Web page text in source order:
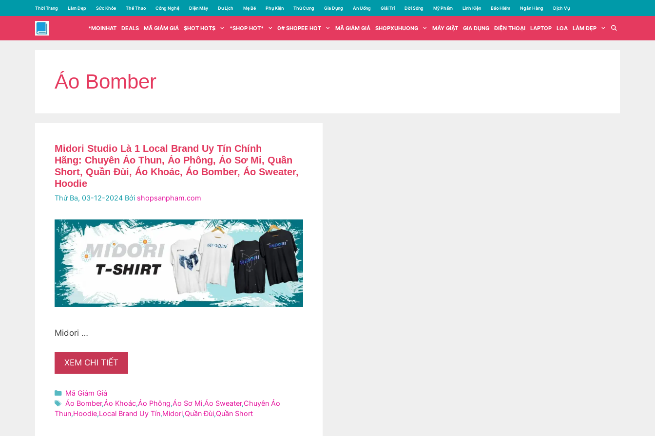
đến
dung
Thời Trang Làm Đẹp Sức Khỏe Thể Thao Công Nghệ Điện Máy Du Lịch Mẹ Bé Phụ Kiện Thú Cưng Gia Dụng Ăn Uống Giải Trí Đời Sống Mỹ Phẩm Linh Kiện Bảo Hiểm Ngân Hàng Dịch Vụ
*MOINHAT DEALS MÃ GIẢM GIÁ $HOT HOT$ *SHOP HOT* 0# SHOPEE HOT MÃ GIẢM GIÁ SHOPXUHUONG MÁY GIẶT GIA DỤNG ĐIỆN THOẠI LAPTOP LOA LÀM ĐẸP
Áo Bomber
Midori Studio Là 1 Local Brand Uy Tín Chính
Hãng: Chuyên Áo Thun, Áo Phông, Áo Sơ Mi, Quần
Short, Quần Đùi, Áo Khoác, Áo Bomber, Áo Sweater,
Hoodie
Thứ Ba, 03-12-2024 Bởi shopsanpham.com
Midori …
XEM CHI TIẾT
Danh
mục
Mã Giảm Giá
Thẻ
Áo Bomber,Áo Khoác,Áo Phông,Áo Sơ Mi,Áo Sweater,Chuyên Áo
Thun,Hoodie,Local Brand Uy Tín,Midori,Quần Đùi,Quần Short